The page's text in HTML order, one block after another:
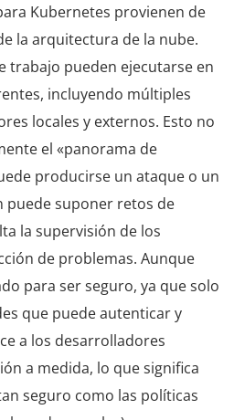
Kubernetes provienen de
la arquitectura de la nube.
trabajo pueden ejecutarse en
incluyendo múltiples
locales y externos. Esto no
el «panorama de
producirse un ataque o un
puede suponer retos de
la supervisión de los
de problemas. Aunque
para ser seguro, ya que solo
que puede autenticar y
a los desarrolladores
a medida, lo que significa
seguro como las políticas